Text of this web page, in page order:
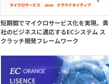
短期間でマイクロサービス化を実現。貴
社のビジネスに適応するECシステム ス
クラッチ開発フレームワーク